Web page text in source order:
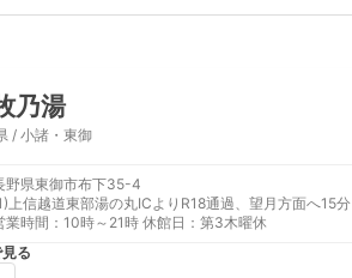
乃湯
/ 小諸・東御
野県東御市布下35-4
上信越道東部湯の丸ICよりR18通過、望月方面へ15分
業時間：10時～21時 休館日：第3木曜休
る